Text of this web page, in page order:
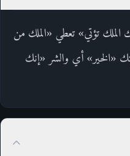
الملك تؤتي» تعطي «الملك من
«الخير» أي والشر «إنك